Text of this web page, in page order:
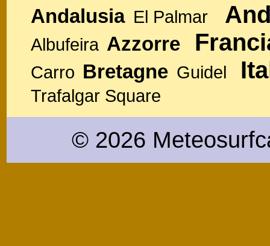
Andalusia El Palmar
Albufeira Azzorre
Carro Bretagne Guidel
Trafalgar Square
© 2026